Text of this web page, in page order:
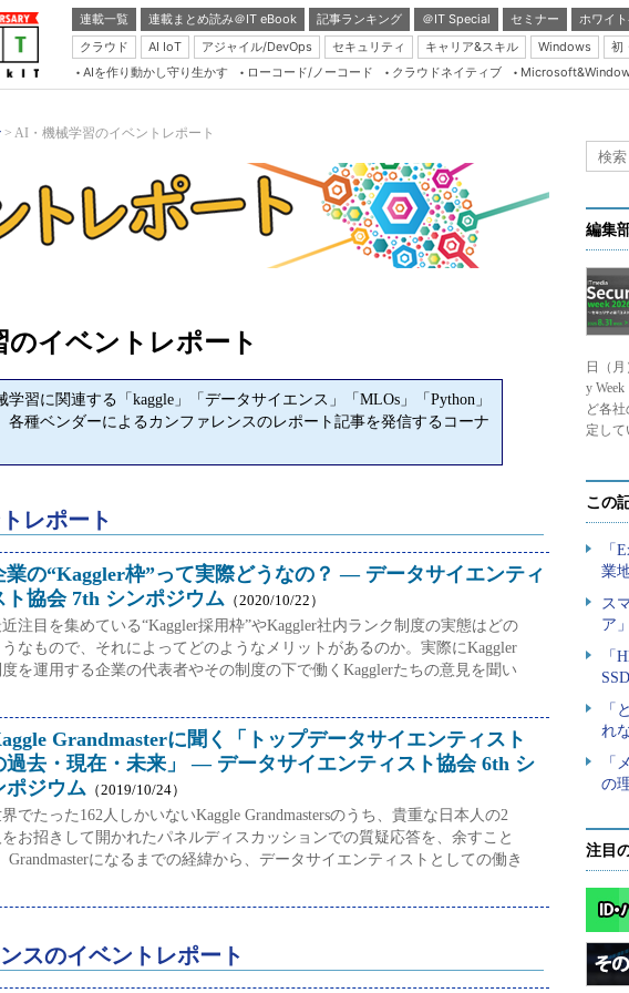
連載一覧 連載まとめ読み＠IT eBook 記事ランキング ＠IT Special セミナー
ホワイ
クラウド
AI IoT アジャイル/DevOps セキュリティ キャリア&スキル Windows
初
Server & Storage
Master of IP Network
Security & Trust
AIを作り動かし守り生かす ローコード/ノーコード クラウドネイティブ
AI・機械学習のイベントレポート
のイベントレポート
学習に関連する「kaggle」「データサイエンス」「MLOs」「Python」
各種ベンダーによるカンファレンスのレポート記事を発信するコーナ
レポート
業の“Kaggler枠”って実際どうなの？ ― データサイエンティ
ト協会 7th シンポジウム （2020/10/22）
注目を集めている“Kaggler採用枠”やKaggler社内ランク制度の実態はどの
うなもので、それによってどのようなメリットがあるのか。実際にKaggler
を運用する企業の代表者やその制度の下で働くKagglerたちの意見を聞い
Grandmasterに聞く「トップデータサイエンティスト
過去・現在・未来」 ― データサイエンティスト協会 6th シ
ポジウム （2019/10/24）
でたった162人しかいないKaggle Grandmastersのうち、貴重な日本人の2
をお招きして開かれたパネルディスカッションでの質疑応答を、余すこと
Grandmasterになるまでの経緯から、データサイエンティストとしての働き
スのイベントレポート
編集
日（
y
ど各
定し
注目